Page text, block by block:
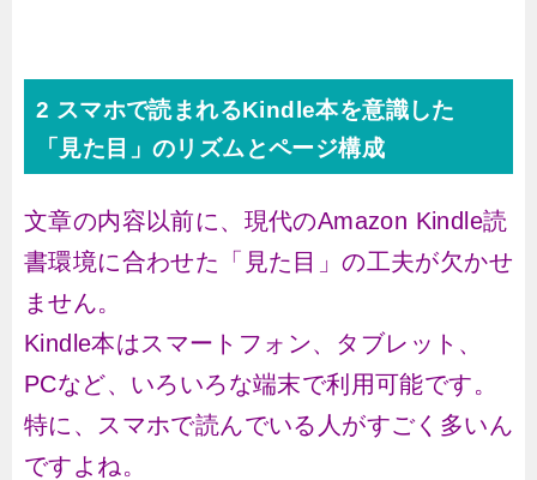
2 スマホで読まれるKindle本を意識した
「見た目」のリズムとページ構成
文章の内容以前に、現代のAmazon Kindle読
書環境に合わせた「見た目」の工夫が欠かせ
ません。
Kindle本はスマートフォン、タブレット、
PCなど、いろいろな端末で利用可能です。
特に、スマホで読んでいる人がすごく多いん
ですよね。